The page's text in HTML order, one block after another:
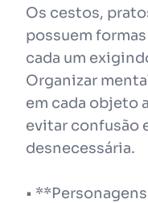
Os cestos,
possuem
cada um
Organizar
em cada objeto
evitar confusão
desnecessária.
•